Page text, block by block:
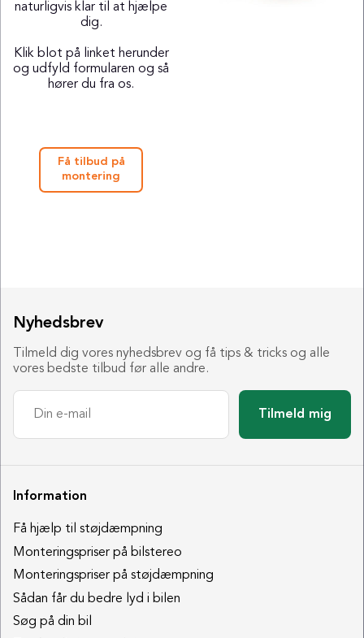
naturligvis klar til at hjælpe
dig.
Klik blot på linket herunder
og udfyld formularen og så
hører du fra os.
Få tilbud på
montering
Nyhedsbrev
Tilmeld dig vores nyhedsbrev og få tips & tricks og alle
vores bedste tilbud før alle andre.
Tilmeld mig
Information
Få hjælp til støjdæmpning
Monteringspriser på bilstereo
Monteringspriser på støjdæmpning
Sådan får du bedre lyd i bilen
Søg på din bil